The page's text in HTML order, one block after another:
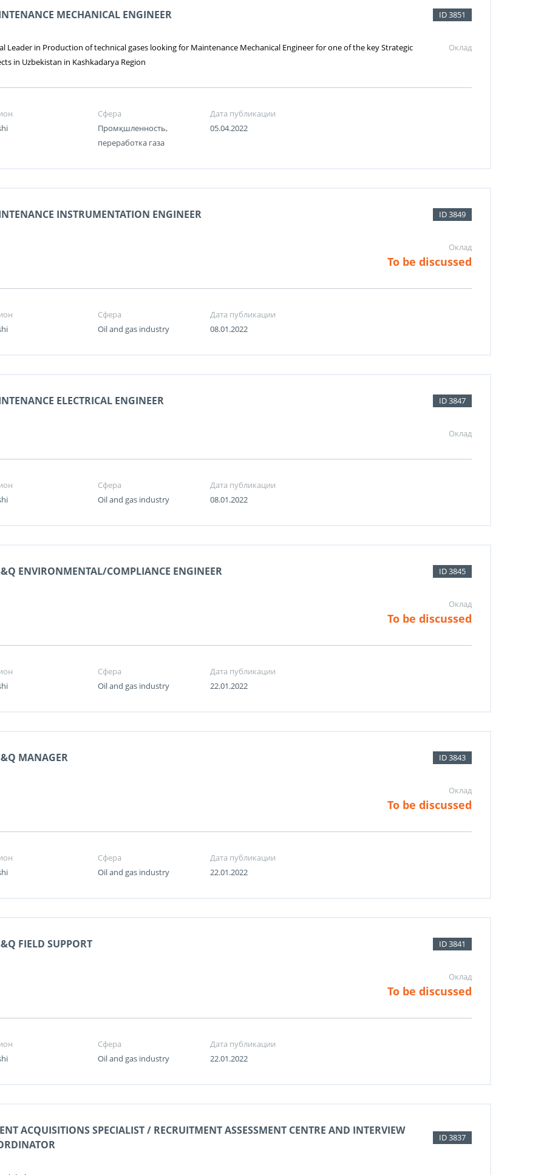
MECHANICAL ENGINEER ID 3851
Leader in Production of technical gases looking for Maintenance Mechanical Engineer for one of the key Strategic
in Uzbekistan in Kashkadarya Region
Оклад
Сфера
Дата публикации
Промқшленность,
переработка газа
05.04.2022
INSTRUMENTATION ENGINEER ID 3849
Оклад
To be discussed
Сфера
Дата публикации
Oil and gas industry 08.01.2022
ELECTRICAL ENGINEER ID 3847
Оклад
Сфера
Дата публикации
Oil and gas industry 08.01.2022
ENVIRONMENTAL/COMPLIANCE ENGINEER ID 3845
Оклад
To be discussed
Сфера
Дата публикации
Oil and gas industry 22.01.2022
MANAGER ID 3843
Оклад
To be discussed
Сфера
Дата публикации
Oil and gas industry 22.01.2022
FIELD SUPPORT ID 3841
Оклад
To be discussed
Сфера
Дата публикации
Oil and gas industry 22.01.2022
ACQUISITIONS SPECIALIST / RECRUITMENT ASSESSMENT CENTRE AND INTERVIEW
ID 3837